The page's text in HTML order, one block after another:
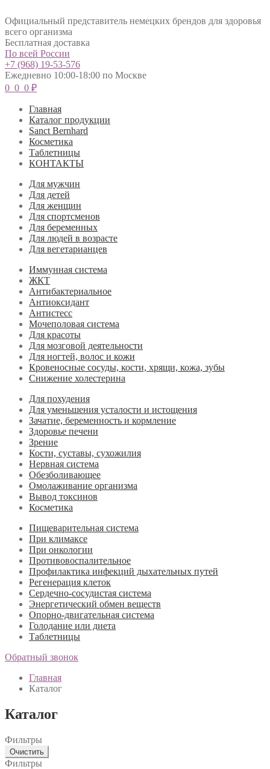
Официальный представитель немецких брендов для здоровья
всего организма
Бесплатная доставка
По всей России
+7 (968) 19-53-576
Ежедневно 10:00-18:00 по Москве
0 0 0 ₽
Главная
Каталог продукции
Sanct Bernhard
Косметика
Таблетницы
КОНТАКТЫ
Для мужчин
Для детей
Для женщин
Для спортсменов
Для беременных
Для людей в возрасте
Для вегетарианцев
Иммунная система
ЖКТ
Антибактериальное
Антиоксидант
Антистесс
Мочеполовая система
Для красоты
Для мозговой деятельности
Для ногтей, волос и кожи
Кровеносные сосуды, кости, хрящи, кожа, зубы
Снижение холестерина
Для похудения
Для уменьшения усталости и истощения
Зачатие, беременность и кормление
Здоровье печени
Зрение
Кости, суставы, сухожилия
Нервная система
Обезболивающее
Омолаживание организма
Вывод токсинов
Косметика
Пищеварительная система
При климаксе
При онкологии
Противовоспалительное
Профилактика инфекций дыхательных путей
Регенерация клеток
Сердечно-сосудистая система
Энергетический обмен веществ
Опорно-двигательная система
Голодание или диета
Таблетницы
Обратный звонок
Главная
Каталог
Каталог
Фильтры
Очистить
Фильтры